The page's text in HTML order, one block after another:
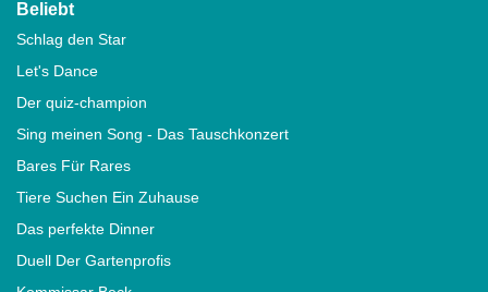
Beliebt
Schlag den Star
Let's Dance
Der quiz-champion
Sing meinen Song - Das Tauschkonzert
Bares Für Rares
Tiere Suchen Ein Zuhause
Das perfekte Dinner
Duell Der Gartenprofis